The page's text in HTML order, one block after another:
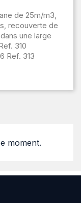
de 25m/m3,
recouverte de
une large
310
Ref. 313
moment.